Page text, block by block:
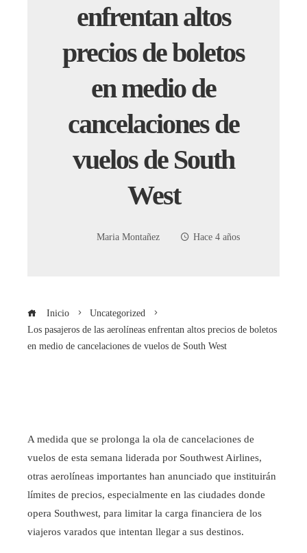
enfrentan altos
precios de boletos
en medio de
cancelaciones de
vuelos de South
West
Maria Montañez Hace 4 años
Inicio
Uncategorized
Los pasajeros de las aerolíneas enfrentan altos precios de boletos
en medio de cancelaciones de vuelos de South West
A medida que se prolonga la ola de cancelaciones de
vuelos de esta semana liderada por Southwest Airlines,
otras aerolíneas importantes han anunciado que instituirán
límites de precios, especialmente en las ciudades donde
opera Southwest, para limitar la carga financiera de los
viajeros varados que intentan llegar a sus destinos.